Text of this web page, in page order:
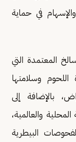
في حماية
المعتمدة التي
وسلامتها
بالإضافة إلى
والعالمية،
البيطرية